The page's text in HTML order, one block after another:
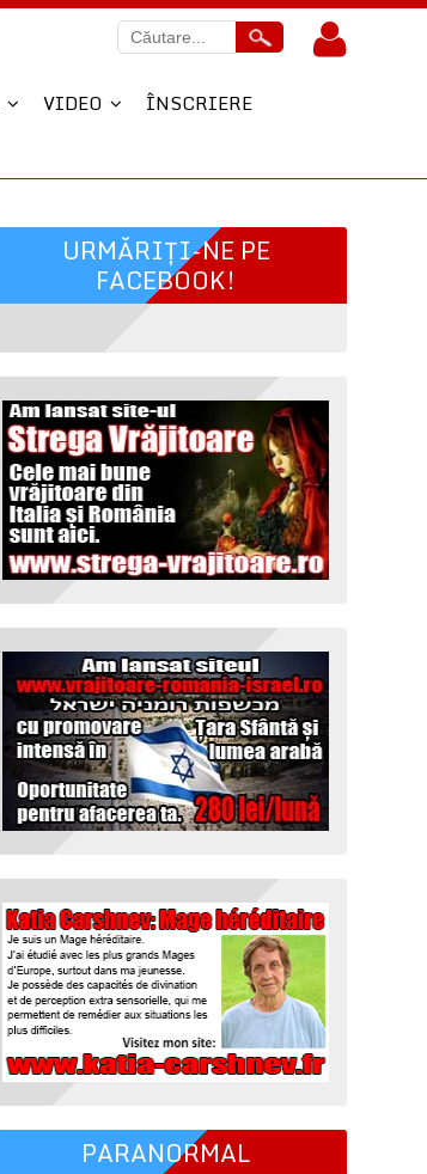
VIDEO
ÎNSCRIERE
URMĂRIȚI-NE PE
FACEBOOK!
PARANORMAL